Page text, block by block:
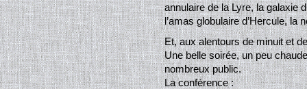
annulaire de la Lyre, la galaxie
l’amas globulaire d’Hercule, la
Et, aux alentours de minuit et
Une belle soirée, un peu
nombreux public.
La conférence :